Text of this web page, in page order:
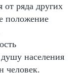
от ряда других
положение
населения
человек.